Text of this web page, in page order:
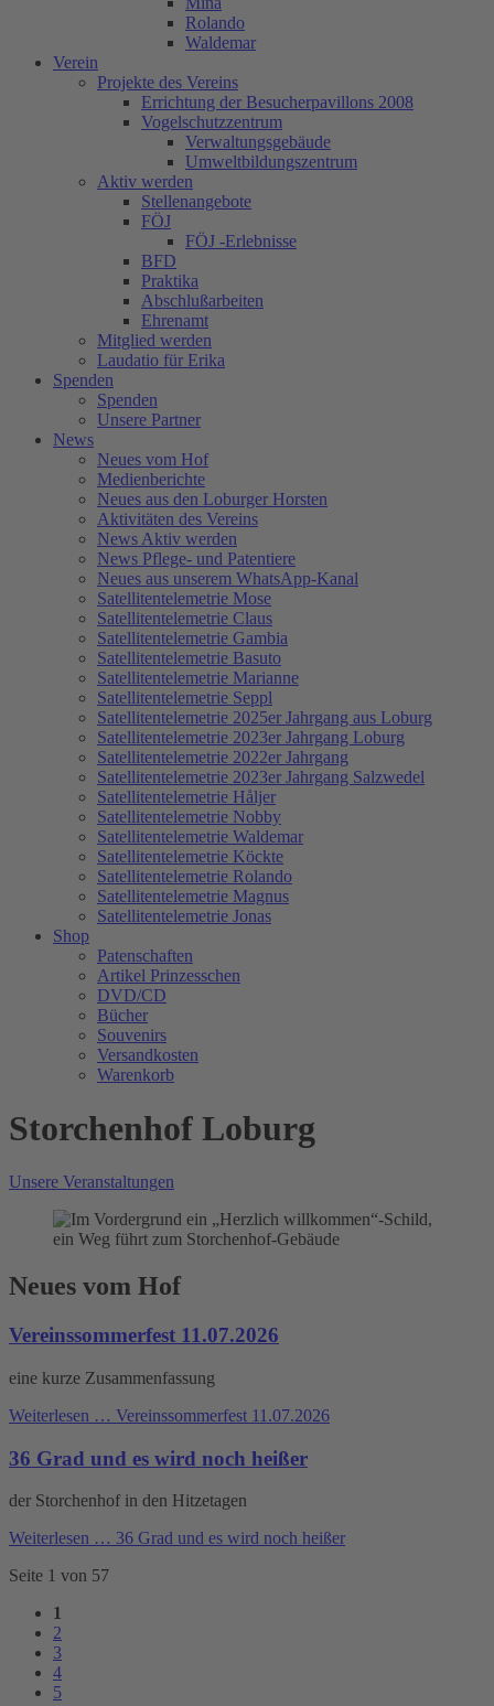
Rolando
Waldemar
Verein
Projekte des Vereins
Errichtung der Besucherpavillons 2008
Vogelschutzzentrum
Verwaltungsgebäude
Umweltbildungszentrum
Aktiv werden
Stellenangebote
FÖJ
FÖJ -Erlebnisse
BFD
Praktika
Abschlußarbeiten
Ehrenamt
Mitglied werden
Laudatio für Erika
Spenden
Spenden
Unsere Partner
News
Neues vom Hof
Medienberichte
Neues aus den Loburger Horsten
Aktivitäten des Vereins
News Aktiv werden
News Pflege- und Patentiere
Neues aus unserem WhatsApp-Kanal
Satellitentelemetrie Mose
Satellitentelemetrie Claus
Satellitentelemetrie Gambia
Satellitentelemetrie Basuto
Satellitentelemetrie Marianne
Satellitentelemetrie Seppl
Satellitentelemetrie 2025er Jahrgang aus Loburg
Satellitentelemetrie 2023er Jahrgang Loburg
Satellitentelemetrie 2022er Jahrgang
Satellitentelemetrie 2023er Jahrgang Salzwedel
Satellitentelemetrie Håljer
Satellitentelemetrie Nobby
Satellitentelemetrie Waldemar
Satellitentelemetrie Köckte
Satellitentelemetrie Rolando
Satellitentelemetrie Magnus
Satellitentelemetrie Jonas
Shop
Patenschaften
Artikel Prinzesschen
DVD/CD
Bücher
Souvenirs
Versandkosten
Warenkorb
Storchenhof Loburg
Unsere Veranstaltungen
Neues vom Hof
Vereinssommerfest 11.07.2026
eine kurze Zusammenfassung
Weiterlesen … Vereinssommerfest 11.07.2026
36 Grad und es wird noch heißer
der Storchenhof in den Hitzetagen
Weiterlesen … 36 Grad und es wird noch heißer
Seite 1 von 57
1
2
3
4
5